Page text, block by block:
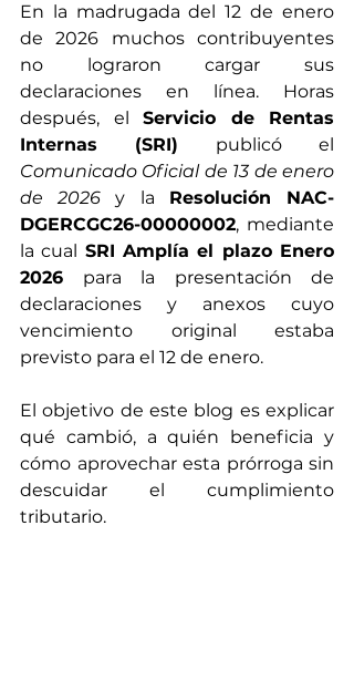
En la madrugada del 12 de enero
de 2026 muchos contribuyentes
no lograron cargar sus
declaraciones en línea. Horas
después, el Servicio de Rentas
Internas (SRI)
Comunicado Oficial de 13 de enero
de 2026 y la Resolución NAC-
DGERCGC26-00000002, mediante
la cual SRI Amplía el plazo Enero
2026 para la presentación de
declaraciones y anexos cuyo
vencimiento original estaba
previsto para el 12 de enero.
El objetivo de este blog es explicar
qué cambió, a quién beneficia y
cómo aprovechar esta prórroga sin
descuidar el cumplimiento
tributario.